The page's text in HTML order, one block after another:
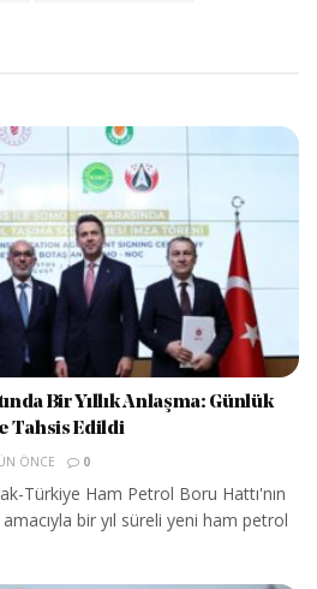
Bir Yıllık Anlaşma: Günlük
Tahsis Edildi
ÖNCE 0
Türkiye Ham Petrol Boru Hattı'nın
amacıyla bir yıl süreli yeni ham petrol